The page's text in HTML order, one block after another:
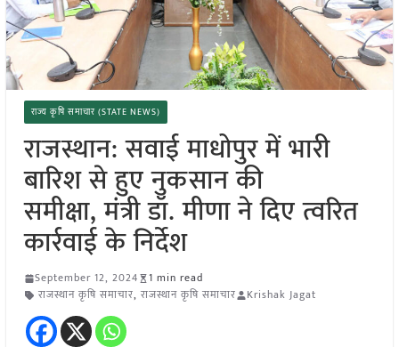
राज्य कृषि समाचार (STATE NEWS)
राजस्थान: सवाई माधोपुर में भारी
बारिश से हुए नुकसान की
समीक्षा, मंत्री डॉ. मीणा ने दिए त्वरित
कार्रवाई के निर्देश
September 12, 2024
1 min read
राजस्थान कृषि समाचार, राजस्थान कृषि समाचार Krishak Jagat